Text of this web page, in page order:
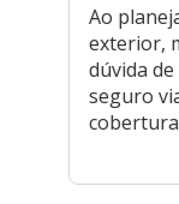
Ao
exterior,
dúvida
seguro